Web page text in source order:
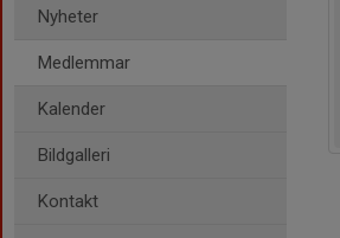
Nyheter
Medlemmar
Kalender
Bildgalleri
Kontakt